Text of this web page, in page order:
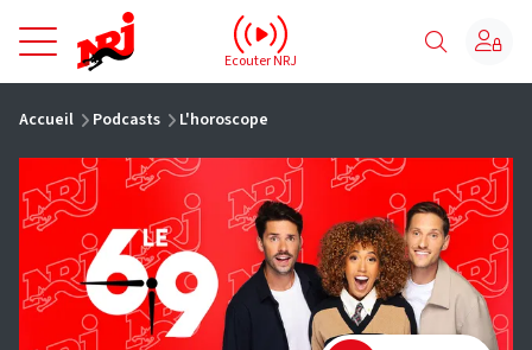
NRJ - Accueil
Ecouter NRJ
Accueil Podcasts L'horoscope